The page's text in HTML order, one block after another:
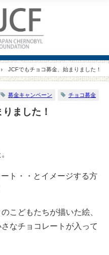
JCFでもチョコ募金、始まりました！
募金キャンペーン チョコ募金
ました！
ト・・とイメージする方
こどもたちが描いた絵、
なチョコレートが入って